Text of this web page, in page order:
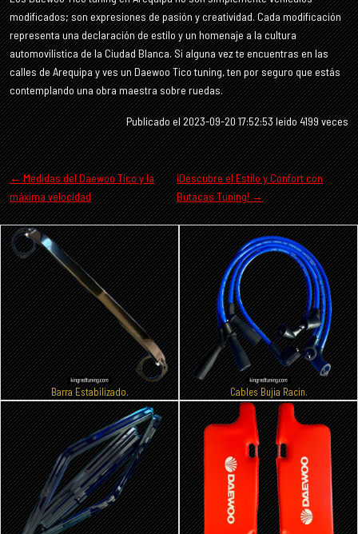
modificados; son expresiones de pasión y creatividad. Cada modificación
representa una declaración de estilo y un homenaje a la cultura
automovilística de la Ciudad Blanca. Si alguna vez te encuentras en las
calles de Arequipa y ves un Daewoo Tico tuning, ten por seguro que estás
contemplando una obra maestra sobre ruedas.
Publicado el 2023-09-20 17:52:53 leido 4199 veces
← Medidas del Daewoo Tico y la
máxima velocidad
¡Descubre el Estilo y Confort con
Butacas Tuning! →
Barra Estabilizado. Cables Bujia Racin.